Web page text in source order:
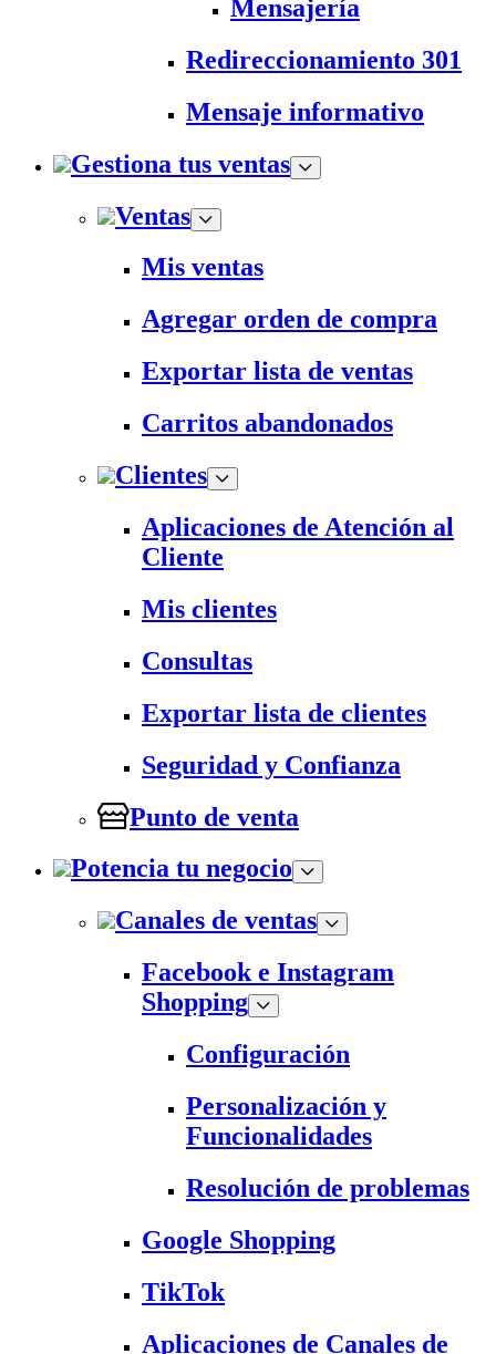
Mensajería
Redireccionamiento 301
Mensaje informativo
Gestiona tus ventas
Ventas
Mis ventas
Agregar orden de compra
Exportar lista de ventas
Carritos abandonados
Clientes
Aplicaciones de Atención al
Cliente
Mis clientes
Consultas
Exportar lista de clientes
Seguridad y Confianza
Punto de venta
Potencia tu negocio
Canales de ventas
Facebook e Instagram
Shopping
Configuración
Personalización y
Funcionalidades
Resolución de problemas
Google Shopping
TikTok
Aplicaciones de Canales de